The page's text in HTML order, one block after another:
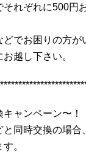
それぞれに500円
どでお困りの方が
越し下さい。
ャンペーン〜！
と同時交換の場合
。